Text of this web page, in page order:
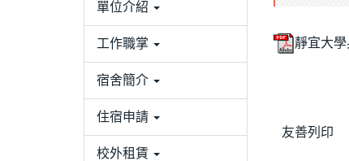
單位介紹
工作職掌
宿舍簡介
住宿申請
校外租賃
靜宜大
友善列印